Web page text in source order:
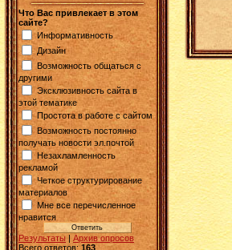
Что Вас привлекает в этом
сайте?
Информативность
Дизайн
Возможность общаться с
другими
Эксклюзивность сайта в
этой тематике
Простота в работе с сайтом
Возможность постоянно
получать новости эл.почтой
Незахламленность
рекламой
Четкое структурирование
материалов
Мне все перечисленное
нравится
Результаты | Архив опросов
Всего ответов: 163